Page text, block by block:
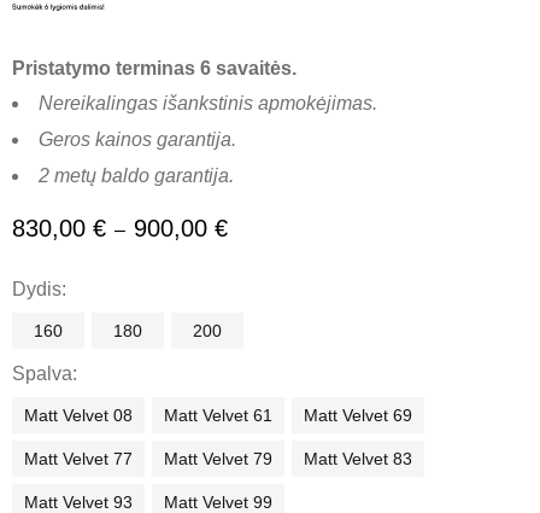
Pristatymo terminas 6 savaitės.
Nereikalingas išankstinis apmokėjimas.
Geros kainos garantija.
2 metų baldo garantija.
830,00 € – 900,00 €
Dydis
160 180 200
Spalva
Matt Velvet 08 Matt Velvet 61 Matt Velvet 69
Matt Velvet 77 Matt Velvet 79 Matt Velvet 83
Matt Velvet 93 Matt Velvet 99